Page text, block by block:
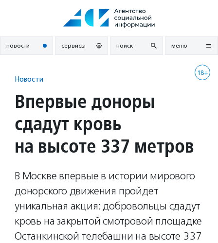
новости сервисы поиск меню
18+
Новости
Впервые доноры
сдадут кровь
на высоте 337 метров
В Москве впервые в истории мирового
донорского движения пройдет
уникальная акция: добровольцы сдадут
кровь на закрытой смотровой площадке
Останкинской телебашни на высоте 337